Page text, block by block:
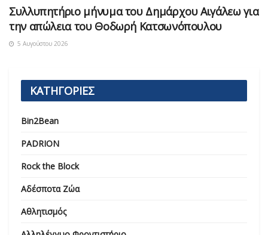
Συλλυπητήριο μήνυμα του Δημάρχου Αιγάλεω για
την απώλεια του Θοδωρή Κατσωνόπουλου
5 Αυγούστου 2026
ΚΑΤΗΓΟΡΙΕΣ
Bin2Bean
PADRION
Rock the Block
Αδέσποτα Ζώα
Αθλητισμός